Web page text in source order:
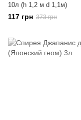
10л (h 1,2 м d 1,1м)
117 грн 373 грн